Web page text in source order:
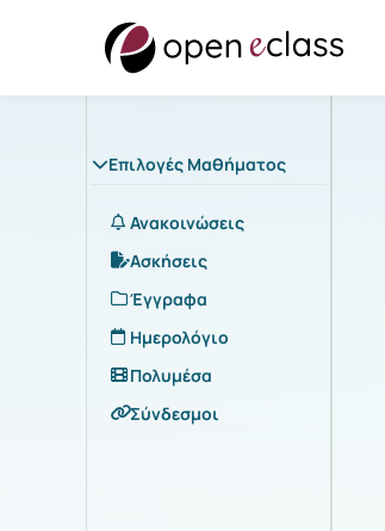
Επιλογές Μαθήματος
Ανακοινώσεις
Ασκήσεις
Έγγραφα
Ημερολόγιο
Πολυμέσα
Σύνδεσμοι